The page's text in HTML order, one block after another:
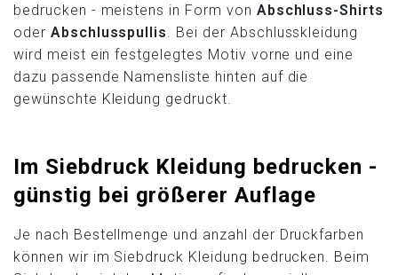
bedrucken - meistens in Form von Abschluss-Shirts
oder Abschlusspullis. Bei der Abschlusskleidung
wird meist ein festgelegtes Motiv vorne und eine
dazu passende Namensliste hinten auf die
gewünschte Kleidung gedruckt.
Im Siebdruck Kleidung bedrucken -
günstig bei größerer Auflage
Je nach Bestellmenge und anzahl der Druckfarben
können wir im Siebdruck Kleidung bedrucken. Beim